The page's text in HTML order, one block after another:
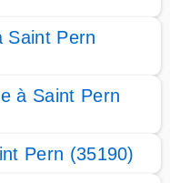
Saint Pern
à Saint Pern
Pern (35190)